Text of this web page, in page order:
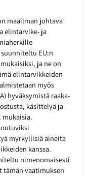
maailman johtava
elintarvike- ja
EU:n
mukaisiksi, ja ne on
elintarvikkeiden
myös
hyväksymistä raaka-
käsittelyä ja
mukaisia.
myrkyllisiä aineita
kanssa.
nimenomaisesti
vaatimuksen